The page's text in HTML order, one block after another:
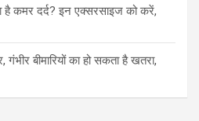
कमर दर्द? इन एक्सरसाइज को करें,
बीमारियों का हो सकता है खतरा,